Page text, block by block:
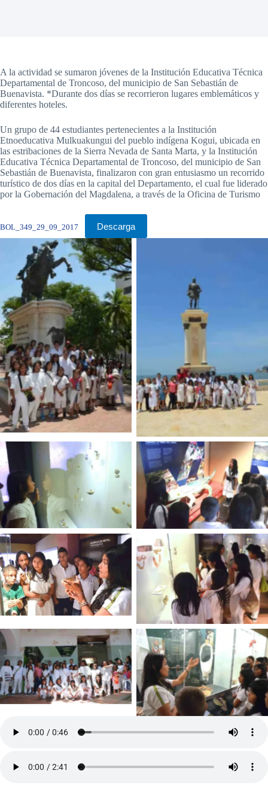
A la actividad se sumaron jóvenes de la Institución Educativa Técnica
Departamental de Troncoso, del municipio de San Sebastián de
Buenavista. *Durante dos días se recorrieron lugares emblemáticos y
diferentes hoteles.
Un grupo de 44 estudiantes pertenecientes a la Institución
Etnoeducativa Mulkuakungui del pueblo indígena Kogui, ubicada en
las estribaciones de la Sierra Nevada de Santa Marta, y la Institución
Educativa Técnica Departamental de Troncoso, del municipio de San
Sebastián de Buenavista, finalizaron con gran entusiasmo un recorrido
turístico de dos días en la capital del Departamento, el cual fue liderado
por la Gobernación del Magdalena, a través de la Oficina de Turismo
BOL_349_29_09_2017 Descarga
Sin leyenda Sin leyenda
Sin leyenda Sin leyenda
Sin leyenda Sin leyenda
Sin leyenda
Sin leyenda